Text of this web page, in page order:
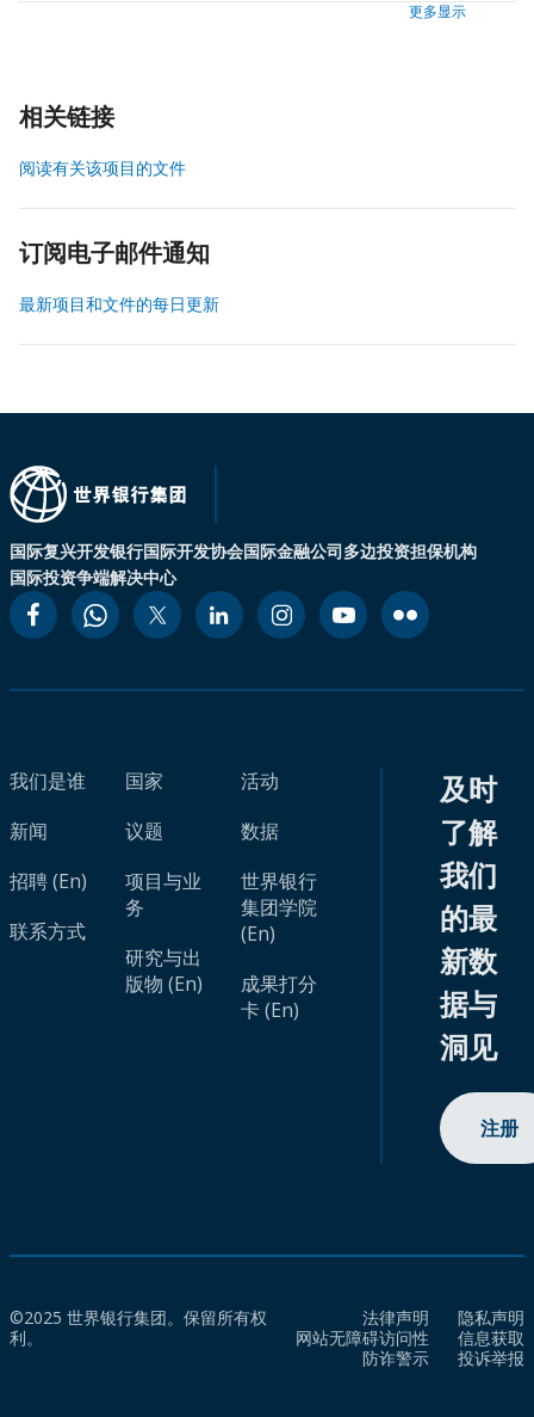
更多显示
相关链接
阅读有关该项目的文件
订阅电子邮件通知
最新项目和文件的每日更新
国际复兴开发银行国际开发协会国际金融公司多边投资担保机构
国际投资争端解决中心
我们是谁
新闻
招聘 (En)
联系方式
国家
议题
项目与业
务
研究与出
版物 (En)
活动
数据
世界银行
集团学院
(En)
成果打分
卡 (En)
及时
了解
我们
的最
新数
据与
洞见
注册
©2025 世界银行集团。保留所有权
利。
法律声明
隐私声明
网站无障碍访问性
信息获取
防诈警示
投诉举报